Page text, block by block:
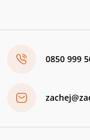
0850 999